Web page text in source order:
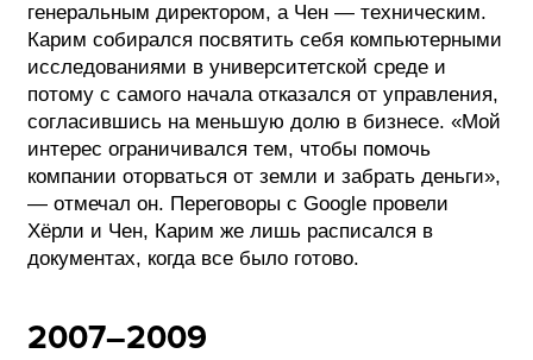
генеральным директором, а Чен — техническим.
Карим собирался посвятить себя компьютерными
исследованиями в университетской среде и
потому с самого начала отказался от управления,
согласившись на меньшую долю в бизнесе. «Мой
интерес ограничивался тем, чтобы помочь
компании оторваться от земли и забрать деньги»,
— отмечал он. Переговоры с Google провели
Хёрли и Чен, Карим же лишь расписался в
документах, когда все было готово.
2007–2009